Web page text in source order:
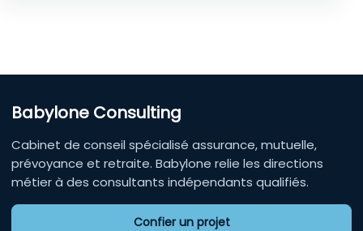
Babylone Consulting
Cabinet de conseil spécialisé assurance, mutuelle,
prévoyance et retraite. Babylone relie les directions
métier à des consultants indépendants qualifiés.
Confier un projet